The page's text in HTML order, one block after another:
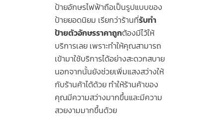
ป้ายอักษรไฟฟ้าถือเป็นรูปแบบของ
ป้ายยอดนิยม เรียกว่าร้านที่รับทํา
ป้ายตัวอักษรราคาถูกต้องมีไว้ให้
บริการเลย เพราะทำให้คุณสามารถ
เข้ามาใช้บริการได้อย่างสะดวกสบาย
นอกจากนั้นยังช่วยเพิ่มแสงสว่างให้
กับร้านค้าได้ด้วย ทำให้ร้านค้าของ
คุณมีความสว่างมากขึ้นและมีความ
สวยงามมากขึ้นด้วย